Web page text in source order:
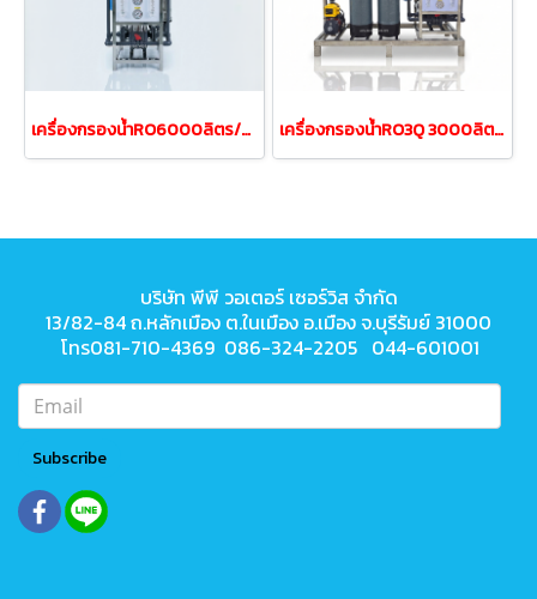
เครื่องกรองน้ำRO6000ลิตร/วัน 6Q/วันเฟรมสแตนเลส เครื่องกรองน้ำRO3Q 3000ลิตร/วัน รุ่นRO3QFRP8-2MP
บริษัท พีพี วอเตอร์ เซอร์วิส จำกัด
13/82-84 ถ.หลักเมือง ต.ในเมือง อ.เมือง จ.บุรีรัมย์ 31000
โทร081-710-4369 086-324-2205 044-601001
Subscribe